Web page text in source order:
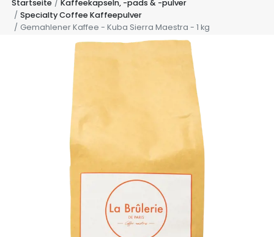
Startseite
Kaffeekapseln, -pads & -pulver
Specialty Coffee Kaffeepulver
Gemahlener Kaffee - Kuba Sierra Maestra - 1 kg